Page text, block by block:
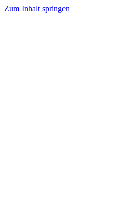
Zum Inhalt springen